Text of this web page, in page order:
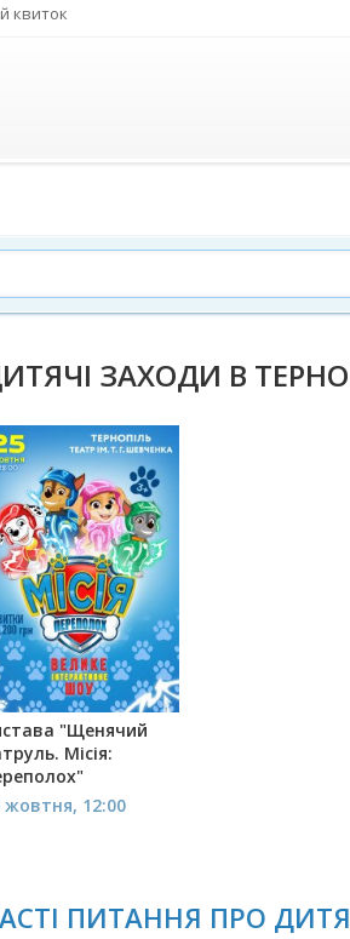
квиток
ЗАХОДИ В
"Щенячий
Місія:
жовтня, 12:00
ПИТАННЯ ПРО